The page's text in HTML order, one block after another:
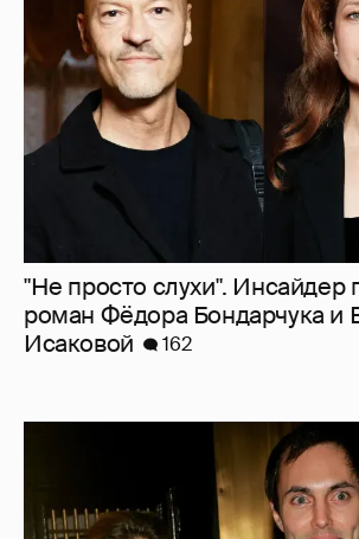
"Не просто слухи". Инсайдер
роман Фёдора Бондарчука и
Исаковой
162